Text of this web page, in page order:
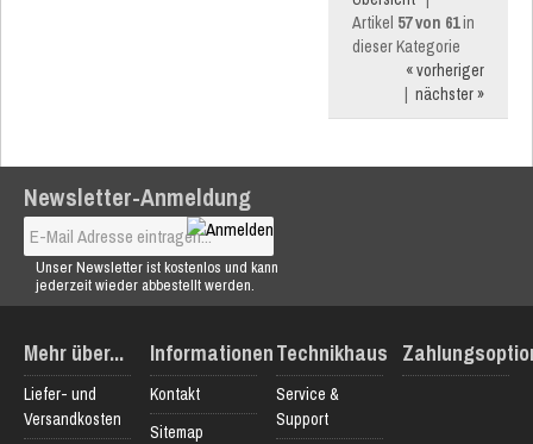
Artikel 57 von 61in
dieser Kategorie
« vorheriger
| nächster »
Newsletter-Anmeldung
Unser Newsletter ist kostenlos und kann
jederzeit wieder abbestellt werden.
Mehr über...
Liefer- und
Versandkosten
Informationen
Kontakt
Sitemap
Technikhaus
Service &
Support